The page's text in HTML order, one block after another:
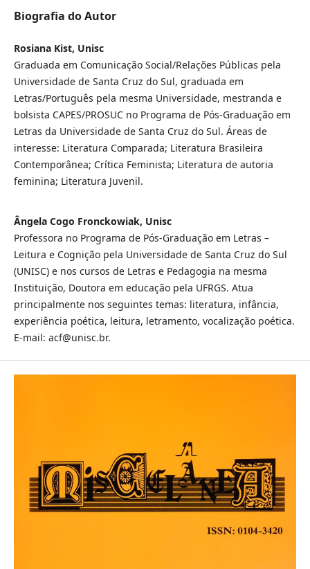
Biografia do Autor
Rosiana Kist, Unisc
Graduada em Comunicação Social/Relações Públicas pela
Universidade de Santa Cruz do Sul, graduada em
Letras/Português pela mesma Universidade, mestranda e
bolsista CAPES/PROSUC no Programa de Pós-Graduação em
Letras da Universidade de Santa Cruz do Sul. Áreas de
interesse: Literatura Comparada; Literatura Brasileira
Contemporânea; Crítica Feminista; Literatura de autoria
feminina; Literatura Juvenil.
Ângela Cogo Fronckowiak, Unisc
Professora no Programa de Pós-Graduação em Letras –
Leitura e Cognição pela Universidade de Santa Cruz do Sul
(UNISC) e nos cursos de Letras e Pedagogia na mesma
Instituição, Doutora em educação pela UFRGS. Atua
principalmente nos seguintes temas: literatura, infância,
experiência poética, leitura, letramento, vocalização poética.
E-mail: acf@unisc.br.